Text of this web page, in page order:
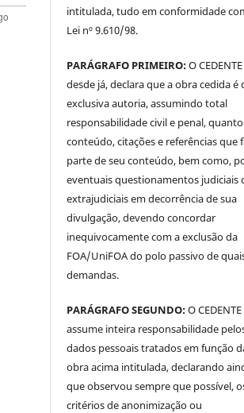
intitulada, tudo em conformidade
Lei nº 9.610/98.
PARÁGRAFO PRIMEIRO:O CEDENTE
desde já, declara que a obra cedida é
exclusiva autoria, assumindo total
responsabilidade civil e penal,
conteúdo, citações e referências que
parte de seu conteúdo, bem como,
eventuais questionamentos judiciais
extrajudiciais em decorrência de sua
divulgação, devendo concordar
inequivocamente com a exclusão da
FOA/UniFOA do polo passivo de
demandas.
PARÁGRAFO SEGUNDO:O CEDENTE
assume inteira responsabilidade
dados pessoais tratados em função
obra acima intitulada, declarando
que observou sempre que possível,
critérios de anonimização ou